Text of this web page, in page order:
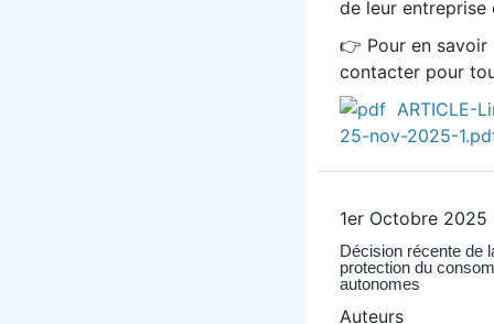
de leur entreprise
👉 Pour en savoir
contacter pour
ARTICLE-
25-nov-2025-
1er Octobre 2025
Décision récente de
protection du
autonomes
Auteurs